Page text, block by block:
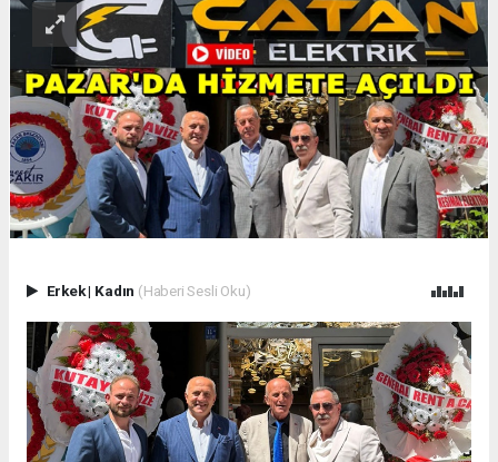
Erkek| Kadın (Haberi Sesli Oku)